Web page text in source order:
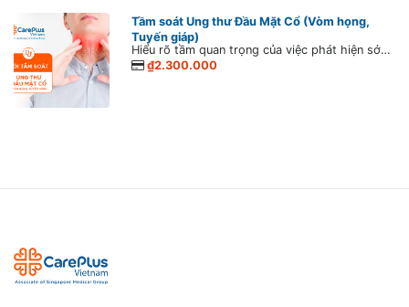
Tầm soát Ung thư Đầu Mặt Cổ (Vòm họng,
Tuyến giáp)
Hiểu rõ tầm quan trọng của việc phát hiện sớm để đảm bảo việc điều trị hiệu quả, CarePlus đã xây dựng gói Tầm soát Ung thư Đầu Mặt Cổ (Vòm họng, Tuyến giáp) nhằm đánh giá toàn diện về vùng đầu mặt và cổ của bạn. Với đội ngũ bác sĩ chuyên khoa giàu kinh nghiệm cùng các kĩ thuật xét nghiệm tiên tiến, gói Tầm soát ung thư đầu mặt cổ giúp phát hiện các nguy cơ ung thư ở giai đoạn sớm nhất, cho phép can thiệp kịp thời.
₫2.300.000